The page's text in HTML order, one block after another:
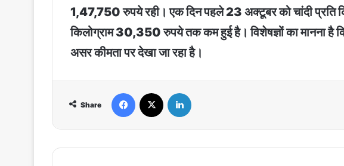
1,47,750 रुपये रही। एक दिन पहले 23 अक्टूबर को चांदी
किलोग्राम 30,350 रुपये तक कम हुई है। विशेषज्ञों का मानना है
असर कीमता पर देखा जा रहा है।
Share
Facebook